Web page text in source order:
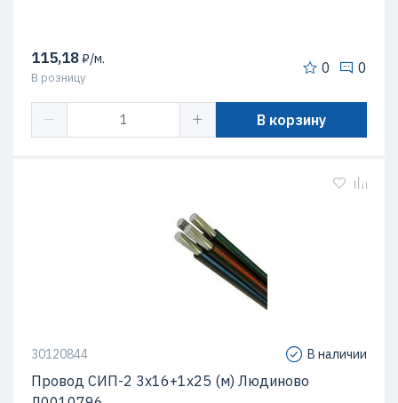
115,18₽/м.
В розницу
0 0
В корзину
30120844 В наличии
Провод СИП-2 3х16+1х25 (м) Людиново